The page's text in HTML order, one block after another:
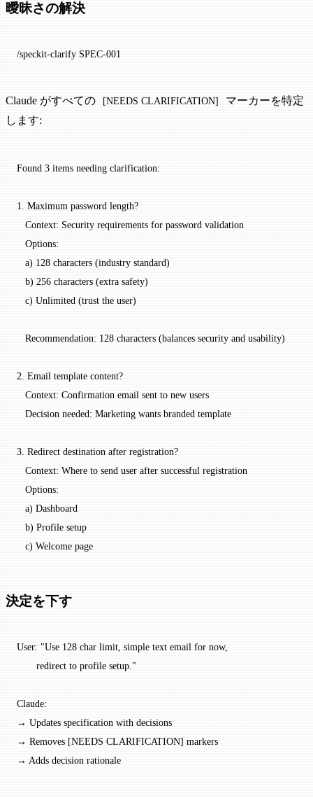
曖昧さの解決
/speckit-clarify SPEC-001
Claude がすべての [NEEDS CLARIFICATION]
マーカーを特定
します:
Found 3 items needing clarification:
1. Maximum password length?
   Context: Security requirements for password validation
   Options:
   a) 128 characters (industry standard)
   b) 256 characters (extra safety)
   c) Unlimited (trust the user)
   Recommendation: 128 characters (balances security and usability)
2. Email template content?
   Context: Confirmation email sent to new users
   Decision needed: Marketing wants branded template
3. Redirect destination after registration?
   Context: Where to send user after successful registration
   Options:
   a) Dashboard
   b) Profile setup
   c) Welcome page
決定を下す
User: "Use 128 char limit, simple text email for now,
       redirect to profile setup."
Claude:
→ Updates specification with decisions
→ Removes [NEEDS CLARIFICATION] markers
→ Adds decision rationale